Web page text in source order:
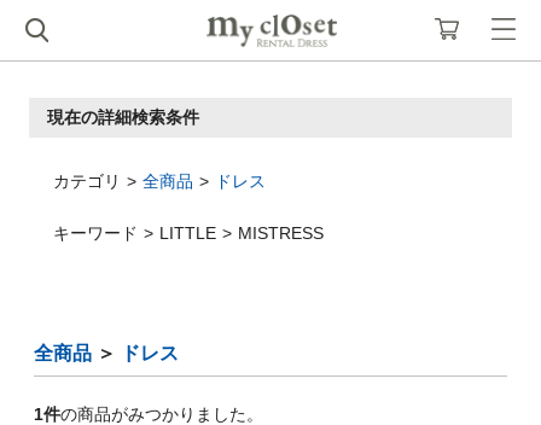
現在の詳細検索条件
カテゴリ 全商品 ドレス
キーワード LITTLE MISTRESS
全商品 ＞ ドレス
1件の商品がみつかりました。